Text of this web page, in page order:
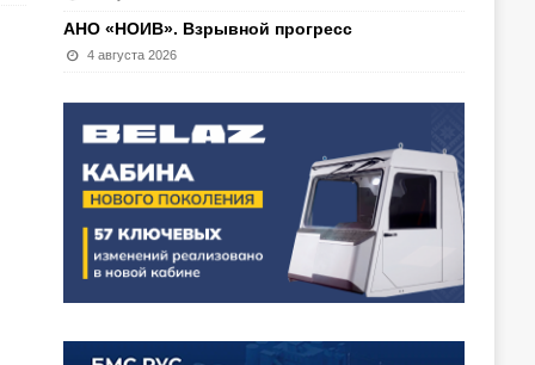
АНО «НОИВ». Взрывной прогресс
4 августа 2026